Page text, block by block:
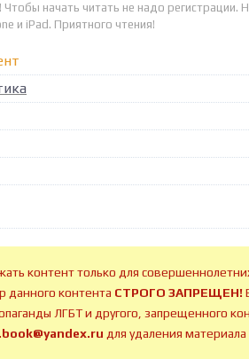
начать читать не надо регистрации.
и iPad. Приятного чтения!
контент только для
данного контента СТРОГО ЗАПРЕЩЕН!
ЛГБТ и другого, запрещенного
для удаления материала